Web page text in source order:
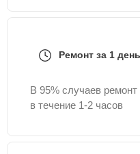
Ремонт за 1 день
В 95% случаев ремонт
в течение 1-2 часов